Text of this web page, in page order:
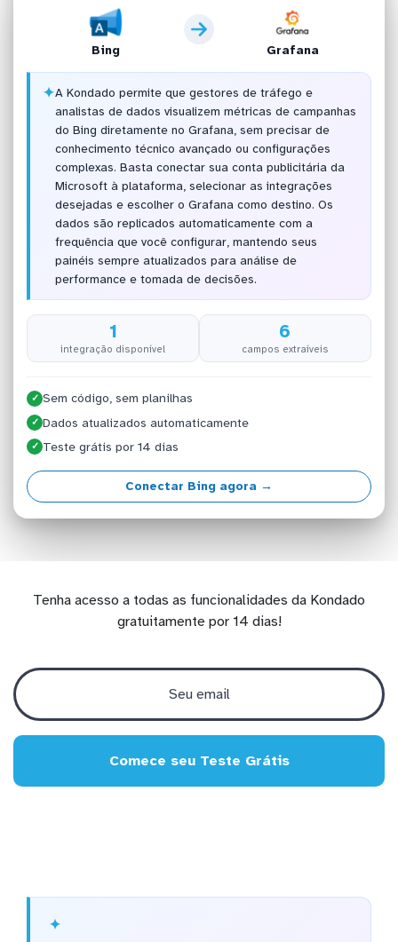
Bing Grafana
✦A Kondado permite que gestores de tráfego e
analistas de dados visualizem métricas de campanhas
do Bing diretamente no Grafana, sem precisar de
conhecimento técnico avançado ou configurações
complexas. Basta conectar sua conta publicitária da
Microsoft à plataforma, selecionar as integrações
desejadas e escolher o Grafana como destino. Os
dados são replicados automaticamente com a
frequência que você configurar, mantendo seus
painéis sempre atualizados para análise de
performance e tomada de decisões.
1
integração disponível
6
campos extraíveis
✓ Sem código, sem planilhas
✓ Dados atualizados automaticamente
✓ Teste grátis por 14 dias
Conectar Bing agora →
Tenha acesso a todas as funcionalidades da Kondado
gratuitamente por 14 dias!
Comece seu Teste Grátis